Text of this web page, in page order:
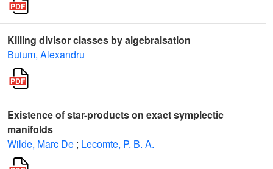
Killing divisor classes by algebraisation
Buium, Alexandru
Existence of star-products on exact symplectic
manifolds
Wilde, Marc De ; Lecomte, P. B. A.